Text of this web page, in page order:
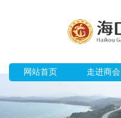
网站首页 走进商会